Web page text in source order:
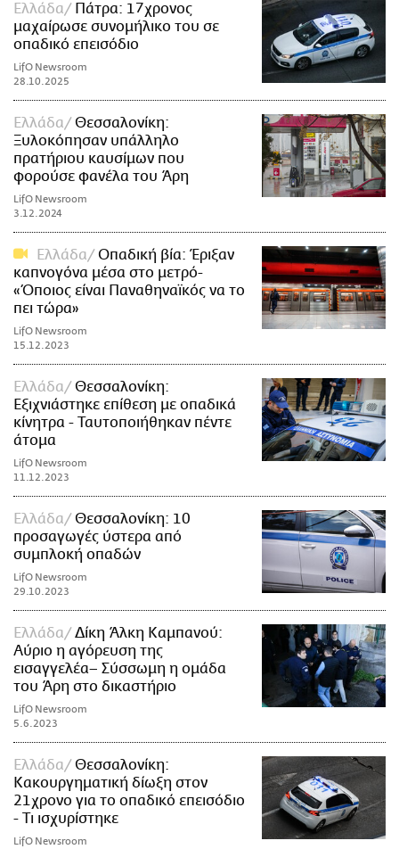
Ελλάδα
Πάτρα: 17χρονος
μαχαίρωσε συνομήλικο του σε
οπαδικό επεισόδιο
LifO Newsroom
28.10.2025
Ελλάδα
Θεσσαλονίκη:
Ξυλοκόπησαν υπάλληλο
πρατήριου καυσίμων που
φορούσε φανέλα του Άρη
LifO Newsroom
3.12.2024
Ελλάδα
Οπαδική βία: Έριξαν
καπνογόνα μέσα στο μετρό-
«Όποιος είναι Παναθηναϊκός να το
πει τώρα»
LifO Newsroom
15.12.2023
Ελλάδα
Θεσσαλονίκη:
Εξιχνιάστηκε επίθεση με οπαδικά
κίνητρα - Ταυτοποιήθηκαν πέντε
άτομα
LifO Newsroom
11.12.2023
Ελλάδα
Θεσσαλονίκη: 10
προσαγωγές ύστερα από
συμπλοκή οπαδών
LifO Newsroom
29.10.2023
Ελλάδα
Δίκη Άλκη Καμπανού:
Αύριο η αγόρευση της
εισαγγελέα– Σύσσωμη η ομάδα
του Άρη στο δικαστήριο
LifO Newsroom
5.6.2023
Ελλάδα
Θεσσαλονίκη:
Κακουργηματική δίωξη στον
21χρονο για το οπαδικό επεισόδιο
- Τι ισχυρίστηκε
LifO Newsroom